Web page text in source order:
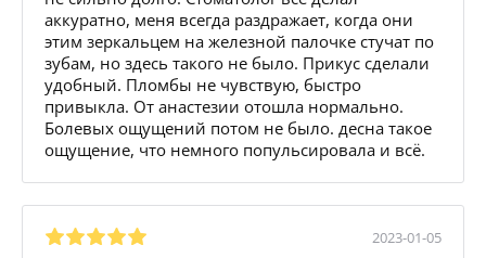
аккуратно, меня всегда раздражает, когда они
этим зеркальцем на железной палочке стучат по
зубам, но здесь такого не было. Прикус сделали
удобный. Пломбы не чувствую, быстро
привыкла. От анастезии отошла нормально.
Болевых ощущений потом не было. десна такое
ощущение, что немного попульсировала и всё.
2023-01-05